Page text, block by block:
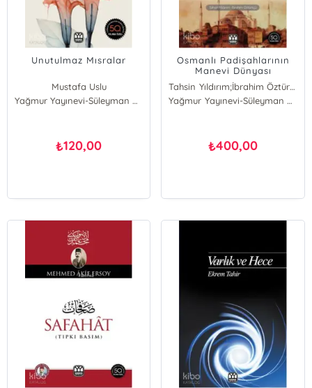
Unutulmaz Mısralar
Mustafa Uslu
Yağmur Yayınevi-Süleyman Özdemir
₺120,00
Osmanlı Padişahlarının
Manevi Dünyası
Tahsin Yıldırım;İbrahim Öztürkçü
Tahsin Yıldırım
Yağmur Yayınevi-Süleyman Özdemir
₺400,00